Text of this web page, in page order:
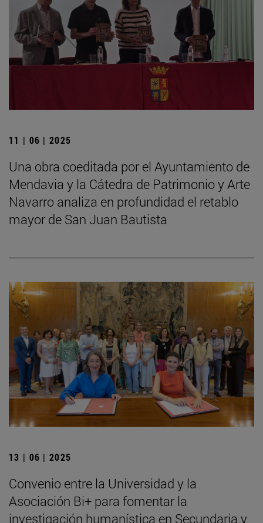
11 | 06 | 2025
Una obra coeditada por el Ayuntamiento de
Mendavia y la Cátedra de Patrimonio y Arte
Navarro analiza en profundidad el retablo
mayor de San Juan Bautista
13 | 06 | 2025
Convenio entre la Universidad y la
Asociación Bi+ para fomentar la
investigación humanística en Secundaria y